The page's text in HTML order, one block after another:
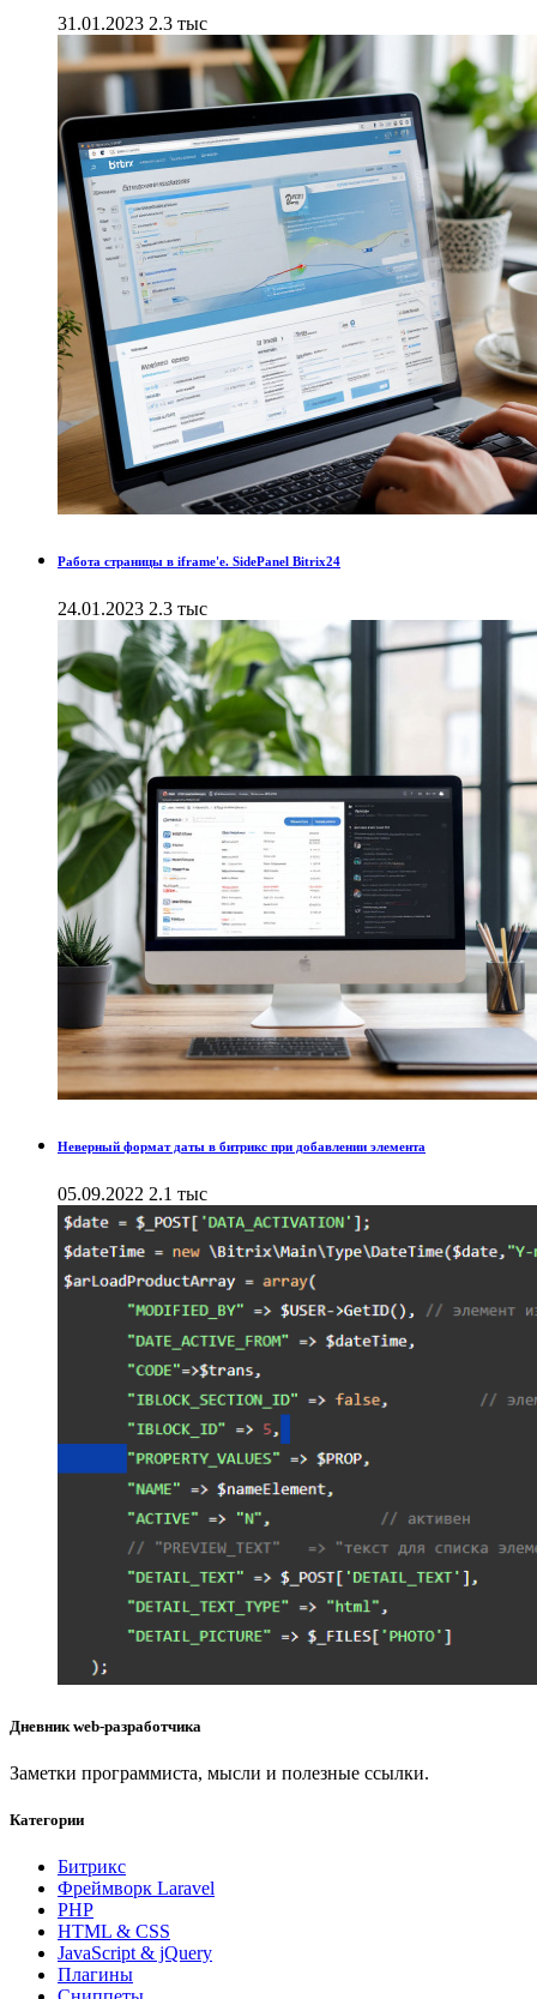
31.01.2023 2.3 тыс
Работа страницы в iframe'е. SidePanel Bitrix24
24.01.2023 2.3 тыс
Неверный формат даты в битрикс при добавлении элемента
05.09.2022 2.1 тыс
Дневник web-разработчика
Заметки программиста, мысли и полезные ссылки.
Категории
Битрикс
Фреймворк Laravel
PHP
HTML & CSS
JavaScript & jQuery
Плагины